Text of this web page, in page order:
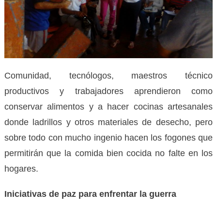
Comunidad, tecnólogos, maestros técnico
productivos y trabajadores aprendieron como
conservar alimentos y a hacer cocinas artesanales
donde ladrillos y otros materiales de desecho, pero
sobre todo con mucho ingenio hacen los fogones que
permitirán que la comida bien cocida no falte en los
hogares.
Iniciativas de paz para enfrentar la guerra